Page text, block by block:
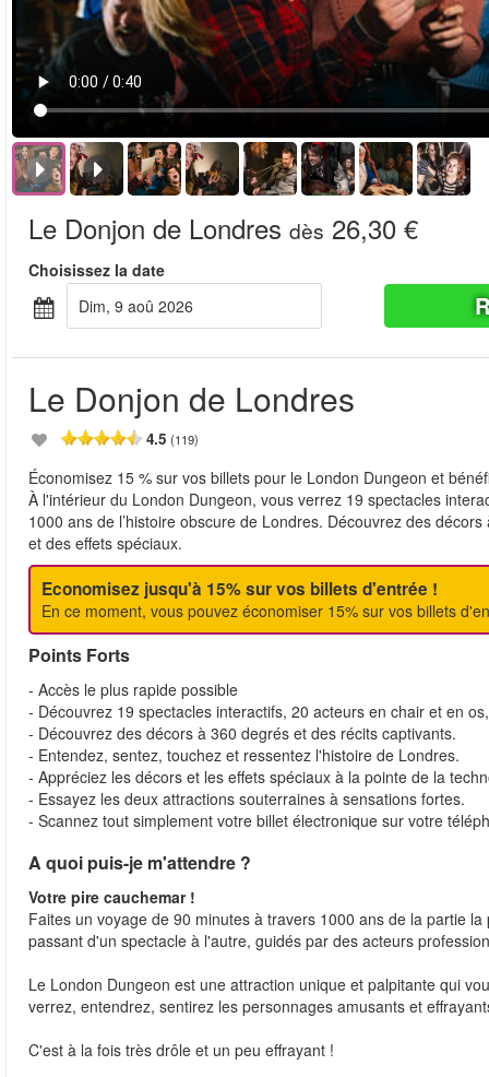
Le Donjon de Londres dès 26,30 €
Choisissez la date
dim, 9 aoû 2026
Le Donjon de Londres
4.5 (119)
Économisez 15 % sur vos billets pour le London Dungeon et
À l'intérieur du London Dungeon, vous verrez 19 spectacles
1000 ans de l’histoire obscure de Londres. Découvrez des
et des effets spéciaux.
Economisez jusqu'à 15% sur vos billets d'entrée !
En ce moment, vous pouvez économiser 15% sur vos billets
Points Forts
- Accès le plus rapide possible
- Découvrez 19 spectacles interactifs, 20 acteurs en chair et en
- Découvrez des décors à 360 degrés et des récits captivants.
- Entendez, sentez, touchez et ressentez l'histoire de Londres.
- Appréciez les décors et les effets spéciaux à la pointe de la
- Essayez les deux attractions souterraines à sensations fortes.
- Scannez tout simplement votre billet électronique sur votre
A quoi puis-je m'attendre ?
Votre pire cauchemar !
Faites un voyage de 90 minutes à travers 1000 ans de la partie
passant d'un spectacle à l'autre, guidés par des acteurs
Le London Dungeon est une attraction unique et palpitante qui
verrez, entendrez, sentirez les personnages amusants et
C'est à la fois très drôle et un peu effrayant !